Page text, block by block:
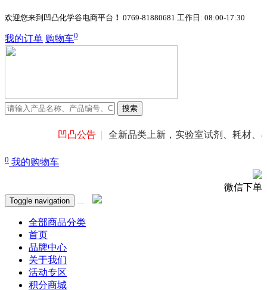
欢迎您来到凹凸化学谷电商平台 ！ 0769-81880681 工作日: 08:00-17:30
我的订单 购物车0
搜索
凹凸公告 全新品类上新，实验室试剂、耗材、器
0 我的购物车
微信下单
Toggle navigation
全部商品分类
首页
品牌中心
关于我们
活动专区
积分商城